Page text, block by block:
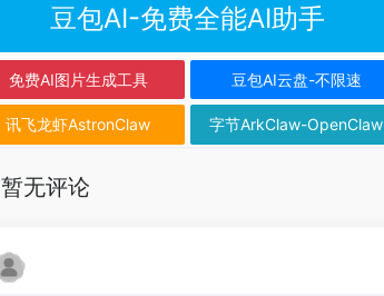
豆包AI-免费全能AI助手
免费AI图片生成工具 豆包AI云盘-不限速
讯飞龙虾AstronClaw 字节ArkClaw-OpenClaw
暂无评论